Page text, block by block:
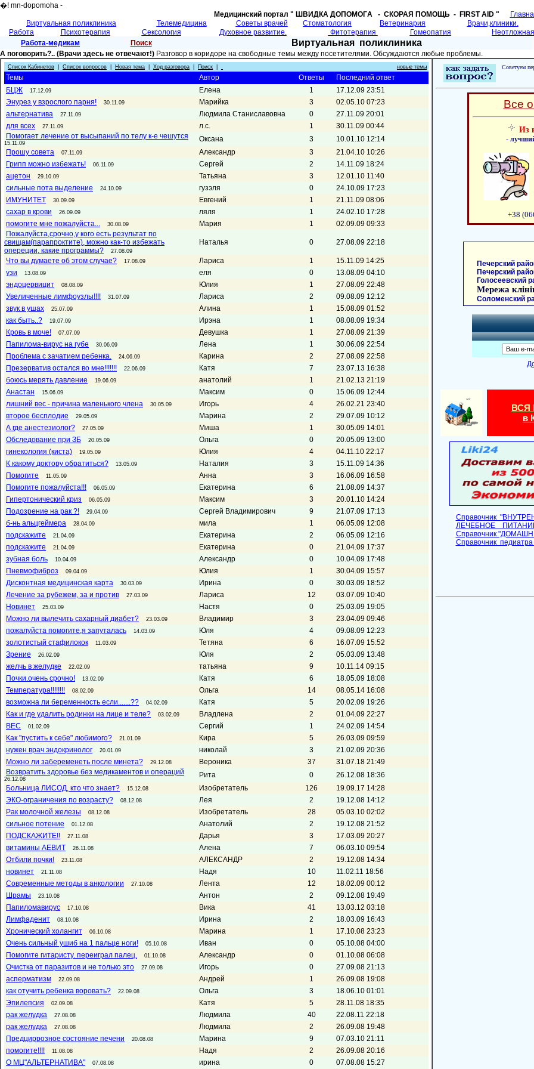
�! mn-dopomoha -
Медицинский портал " ШВИДКА ДОПОМОГA - СКОРАЯ ПОМОЩЬ - FIRST AID "
Виртуальная поликлиника
Телемедицина Советы врачей Cтоматология Ветеринария
Врачи,клиники.
Работа
Психотерапия Сексология Духовное развитие. Фитотерапия Гомеопатия
Работа-медикам
Поиск Виртуальная поликлиника
А поговорить?.. (Врачи здесь не отвечают!) Разговор в коридоре на свободные темы между посетителями. Обсуждаются любые проблемы.
Список Кабинетов Список вопросов Новая тема Ход разговора Поиск новые темы
Темы Автор Ответы
Последний ответ
БЦЖ
17.12.09 Елена 1
17.12.09 23:51
Энурез у взрослого парня!
30.11.09 Марийка 3
02.05.10 07:23
альтернатива
27.11.09 Людмила Станиславовна 0
27.11.09 20:01
для всех
27.11.09 л.с. 1
30.11.09 00:44
Помогает лечение от высыпаний по телу к-е чешутся
15.11.09 Оксана 3
10.01.10 12:14
Прошу совета
07.11.09 Александр 3
21.04.10 10:26
Грипп можно избежать!
06.11.09 Сергей 2
14.11.09 18:24
ацетон
29.10.09 Татьяна 3
12.01.10 11:40
сильные пота выделение
24.10.09 гузэля 0
24.10.09 17:23
ИМУНИТЕТ
30.09.09 Евгений 1
21.11.09 08:06
сахар в крови
26.09.09 ляля 1
24.02.10 17:28
помогите мне пожалуйста...
30.08.09 Мария 1
02.09.09 09:33
Пожалуйста,срочно,у кого есть результат по
свищам(парапроктите), можно как-то избежать
опереции, какие программы?
27.08.09
Наталья 0 27.08.09 22:18
Что вы думаете об этом случае? 17.08.09 Лариса 1
15.11.09 14:25
узи
13.08.09 еля 0
13.08.09 04:10
эндоцервицит
08.08.09 Юлия 1
27.08.09 22:48
Увеличенные лимфоузлы!!!!
31.07.09 Лариса 2
09.08.09 12:12
звук в ушах
25.07.09 Алина 1
15.08.09 01:52
как быть..?
19.07.09 Ирэна 1
08.08.09 19:34
Кровь в моче!
07.07.09 Девушка 1
27.08.09 21:39
Папилома-вирус на губе
30.06.09 Лена 1
30.06.09 22:54
Проблема с зачатием ребенка.
24.06.09 Карина 2
27.08.09 22:58
Презерватив остался во мне!!!!!!!
22.06.09 Катя 7
23.07.13 16:38
боюсь мерять давление
19.06.09 анатолий 1
21.02.13 21:19
Анастан
15.06.09 Максим 0
15.06.09 12:44
лишний вес - причина маленького члена
30.05.09 Игорь 4
26.02.21 23:40
второе бесплодие
29.05.09 Марина 2
29.07.09 10:12
А где анестезиолог?
27.05.09 Миша 1
30.05.09 14:01
Обследование при ЗБ
20.05.09 Ольга 0
20.05.09 13:00
гинекология (киста)
19.05.09 Юлия 4
04.11.10 22:17
К какому доктору обратиться?
13.05.09 Наталия 3
15.11.09 14:36
Помогите
11.05.09 Анна 3
16.06.09 16:58
Помогите пожалуйста!!!
06.05.09 Екатерина 6
21.08.09 14:37
Гипертонический криз
06.05.09 Максим 3
20.01.10 14:24
Подозрение на рак ?!
29.04.09 Сергей Владимирович 9
21.07.09 17:13
б-нь альцгеймера
28.04.09 мила 1
06.05.09 12:08
подскажите
21.04.09 Екатерина 2
06.05.09 12:16
подскажите
21.04.09 Екатерина 0
21.04.09 17:37
зубная боль
10.04.09 Александр 0
10.04.09 17:48
Пневмофиброз
09.04.09 Юлия 1
30.04.09 15:57
Дисконтная медицинская карта
30.03.09 Ирина 0
30.03.09 18:52
Лечение за рубежем, за и против
27.03.09 Лариса 12
03.07.09 10:40
Новинет
25.03.09 Настя 0
25.03.09 19:05
Можно ли вылечить сахарный диабет?
23.03.09 Владимир 3
23.04.09 09:46
пожалуйста помогите,я запуталась
14.03.09 Юля 4
09.08.09 12:23
золотистый стафилокок
11.03.09 Тетяна 6
16.07.09 15:52
Зрение
26.02.09 Юля 2
05.03.09 13:48
желчь в желудке
22.02.09 татьяна 9
10.11.14 09:15
Почки.очень срочно!
13.02.09 Катя 6
18.05.09 18:08
Температура!!!!!!!!
08.02.09 Ольга 14
08.05.14 16:08
возможна ли беременность если.......??
04.02.09 Катя 5
20.02.09 19:26
Как и где удалить родинки на лице и теле?
03.02.09 Владлена 2
01.04.09 22:27
ВЕС
01.02.09 Сергий 1
24.02.09 14:54
Как "пустить к себе" любимого?
21.01.09 Кира 5
26.03.09 09:59
нужен врач эндокринолог
20.01.09 николай 3
21.02.09 20:36
Можно ли забеременеть после минета?
29.12.08 Вероника 37
31.07.18 21:49
Возвратить здоровье без медикаментов и операций
26.12.08 Рита 0
26.12.08 18:36
Больница ЛИСОД, кто что знает?
15.12.08 Изобретатель 126
19.09.17 14:28
ЭКО-ограничения по возрасту?
08.12.08 Лея 2
19.12.08 14:12
Рак молочной железы
08.12.08 Изобретатель 28
05.03.10 02:02
сильное потение
01.12.08 Анатолий 2
19.12.08 21:52
ПОДСКАЖИТЕ!!
27.11.08 Дарья 3
17.03.09 20:27
витамины АЕВИТ
26.11.08 Алена 7
06.03.10 09:54
Отбили почки!
23.11.08 АЛЕКСАНДР 2
19.12.08 14:34
новинет
21.11.08 Надя 10
11.02.11 18:56
Современные методы в анкологии
27.10.08 Лента 12
18.02.09 00:12
Шрамы
23.10.08 Антон 2
09.12.08 19:49
Папиломавирус
17.10.08 Вика 41
13.03.12 03:18
Лимфаденит
08.10.08 Ирина 2
18.03.09 16:43
Хронический холангит
06.10.08 Марина 1
17.10.08 23:23
Очень сильный ушиб на 1 пальце ноги!
05.10.08 Иван 0
05.10.08 04:00
Помогите гитаристу. переиграл палец.
01.10.08 Александр 0
01.10.08 06:08
Очистка от паразитов и не только это
27.09.08 Игорь 0
27.09.08 21:13
асперматизм
22.09.08 Андрей 1
26.09.08 19:08
как отучить ребенка воровать?
22.09.08 Ольга 3
18.06.10 01:01
Эпилепсия
02.09.08 Катя 5
28.11.08 18:35
рак желудка
27.08.08 Людмила 40
22.08.11 22:18
рак желудка
27.08.08 Людмила 2
26.09.08 19:48
Предциррозное состояние печени
20.08.08 Марина 9
07.03.10 21:11
помогите!!!!
11.08.08 Надя 2
26.09.08 20:16
О МЦ"АЛЬТЕРНАТИВА"
07.08.08 ирина 0 07.08.08 15:27
Советуем
Все
Из
-
+38
Печерский
Печерский
Голосеевский
Мережа
Соломенский
ВСЯ
в
Справочник
ЛЕЧЕБНОЕ
Cправочник
Справочник